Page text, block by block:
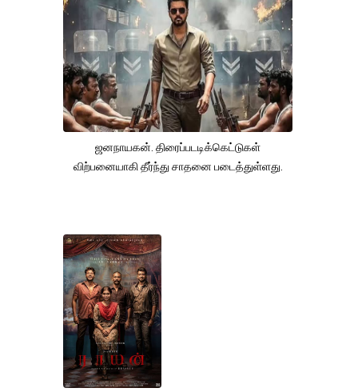
ஜனநாயகன். திரைப்படடிக்கெட்டுகள்
விற்பனையாகி தீர்ந்து சாதனை படைத்துள்ளது.